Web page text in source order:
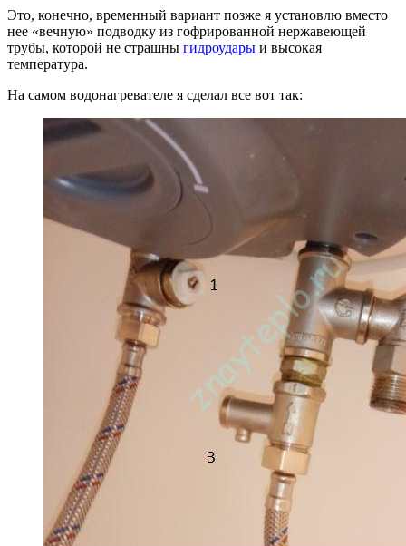
Это, конечно, временный вариант позже я установлю вместо
нее «вечную» подводку из гофрированной нержавеющей
трубы, которой не страшны гидроудары и высокая
температура.
На самом водонагревателе я сделал все вот так: